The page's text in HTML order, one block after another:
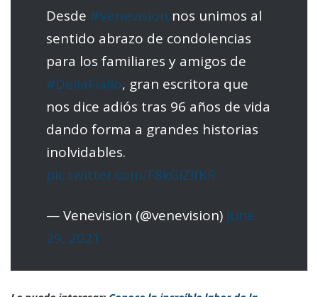
Desde #Venevision nos unimos al
sentido abrazo de condolencias
para los familiares y amigos de
#DeliaFiallo, gran escritora que
nos dice adiós tras 96 años de vida
dando forma a grandes historias
inolvidables.
pic.twitter.com/F8kGiZIfKR
— Venevision (@venevision) June
29, 2021